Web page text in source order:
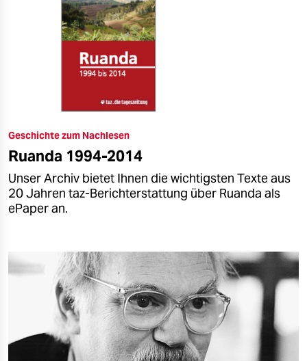
Geschichte zum Nachlesen
Ruanda 1994-2014
Unser Archiv bietet Ihnen die wichtigsten Texte aus
20 Jahren taz-Berichterstattung über Ruanda als
ePaper an.